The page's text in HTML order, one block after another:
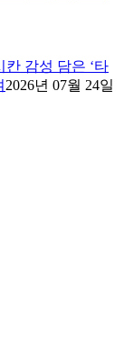
감성 담은 ‘타
2026년 07월 24일